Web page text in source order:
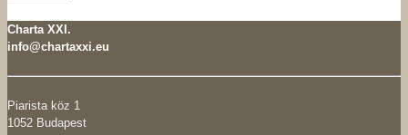
Charta XXI.
info@chartaxxi.eu
Piarista köz 1
1052 Budapest